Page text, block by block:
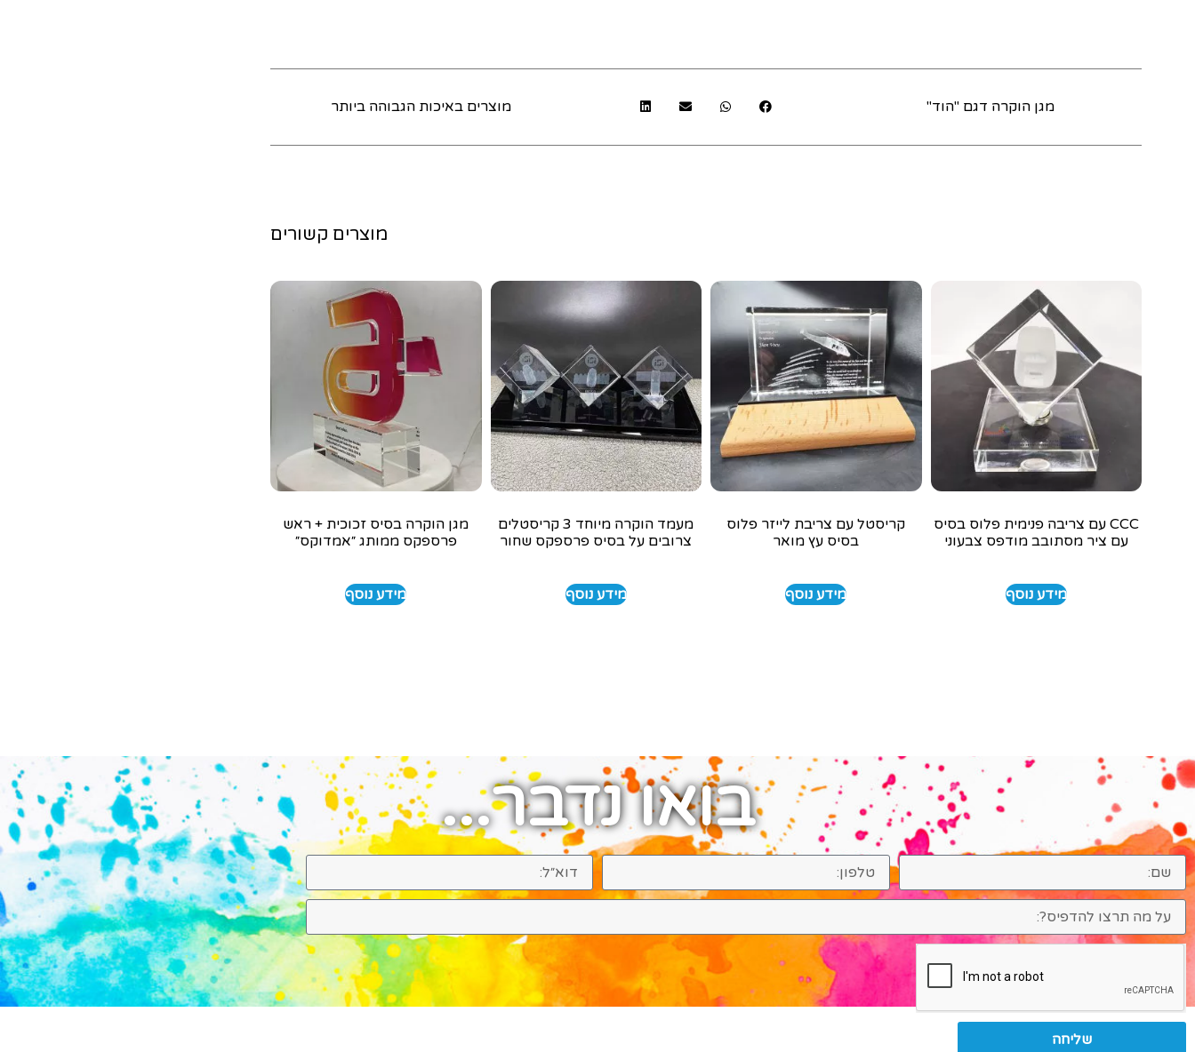
מגן הוקרה דגם "הוד" מוצרים באיכות הגבוהה ביותר
מוצרים קשורים
CCC עם צריבה פנימית פלוס בסיס
עם ציר מסתובב מודפס צבעוני
מידע נוסף
קריסטל עם צריבת לייזר פלוס
בסיס עץ מואר
מידע נוסף
מעמד הוקרה מיוחד 3 קריסטלים
צרובים על בסיס פרספקס שחור
מידע נוסף
מגן הוקרה בסיס זכוכית + ראש
פרספקס ממותג ״אמדוקס״
מידע נוסף
בואו נדבר...
שליחה